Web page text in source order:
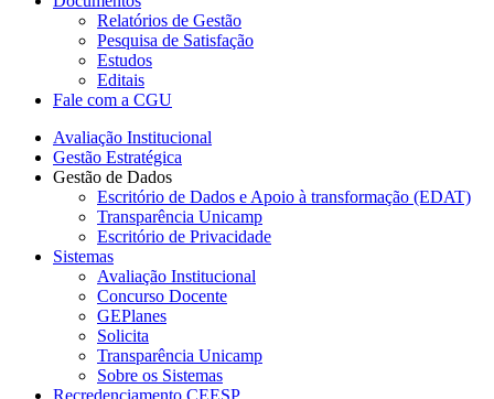
Relatórios de Gestão
Pesquisa de Satisfação
Estudos
Editais
Fale com a CGU
Avaliação Institucional
Gestão Estratégica
Gestão de Dados
Escritório de Dados e Apoio à transformação (EDAT)
Transparência Unicamp
Escritório de Privacidade
Sistemas
Avaliação Institucional
Concurso Docente
GEPlanes
Solicita
Transparência Unicamp
Sobre os Sistemas
Recredenciamento CEESP